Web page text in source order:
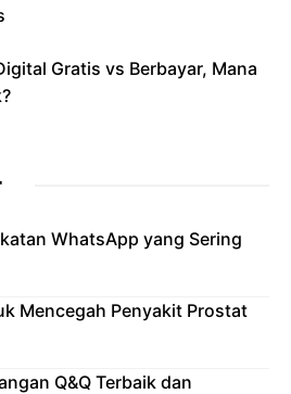
Gratis vs Berbayar, Mana
WhatsApp yang Sering
Mencegah Penyakit Prostat
Q&Q Terbaik dan